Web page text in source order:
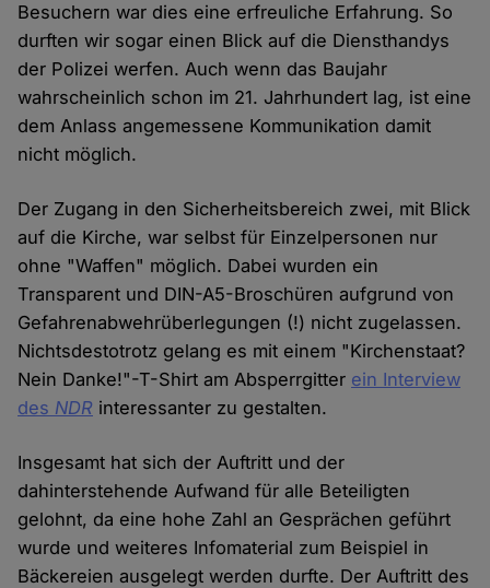
Besuchern war dies eine erfreuliche Erfahrung. So
durften wir sogar einen Blick auf die Diensthandys
der Polizei werfen. Auch wenn das Baujahr
wahrscheinlich schon im 21. Jahrhundert lag, ist eine
dem Anlass angemessene Kommunikation damit
nicht möglich.
Der Zugang in den Sicherheitsbereich zwei, mit Blick
auf die Kirche, war selbst für Einzelpersonen nur
ohne "Waffen" möglich. Dabei wurden ein
Transparent und DIN-A5-Broschüren aufgrund von
Gefahrenabwehrüberlegungen (!) nicht zugelassen.
Nichtsdestotrotz gelang es mit einem "Kirchenstaat?
Nein Danke!"-T-Shirt am Absperrgitter ein Interview
des NDR interessanter zu gestalten.
Insgesamt hat sich der Auftritt und der
dahinterstehende Aufwand für alle Beteiligten
gelohnt, da eine hohe Zahl an Gesprächen geführt
wurde und weiteres Infomaterial zum Beispiel in
Bäckereien ausgelegt werden durfte. Der Auftritt des